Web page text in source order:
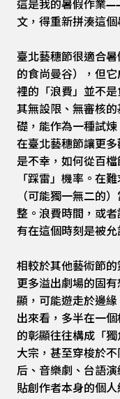
這是我的暑假作業
文，得重新拼湊這個
臺北藝穗節很適合
的食尚曼谷），但
裡的「浪費」並不
其無設限、無審核
礎，能作為一種試
在臺北藝穗節讓更
是不幸，如何從百
「踩雷」機率。在
（可能獨一無二的
整。浪費時間，或
有在這個時刻是被允
相較於其他藝術節
更多溢出劇場的固
顯，可能遊走於邊
出來看，多半在一
的彰顯往往構成「
大宗，甚至穿梭於
后、音樂劇、台語
貼創作者本身的個